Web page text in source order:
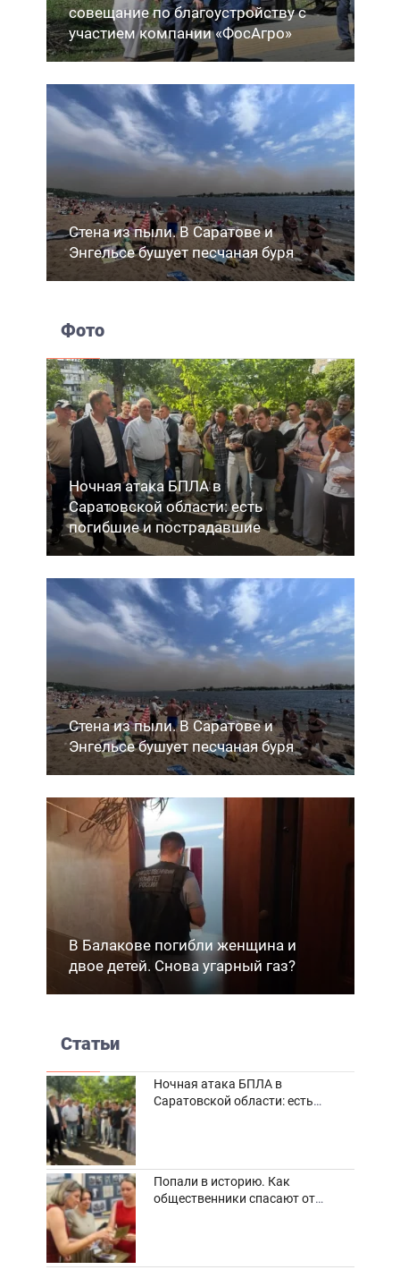
совещание по благоустройству с
участием компании «ФосАгро»
Стена из пыли. В Саратове и
Энгельсе бушует песчаная буря
Фото
Ночная атака БПЛА в
Саратовской области: есть
погибшие и пострадавшие
Стена из пыли. В Саратове и
Энгельсе бушует песчаная буря
В Балакове погибли женщина и
двое детей. Снова угарный газ?
Статьи
Ночная атака БПЛА в
Саратовской области: есть
Попали в историю. Как
общественники спасают от